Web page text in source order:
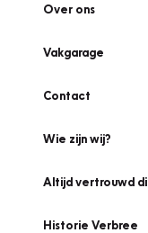
Over ons
Vakgarage
Contact
Wie zijn wij?
Altijd vertrouwd
Historie Verbree